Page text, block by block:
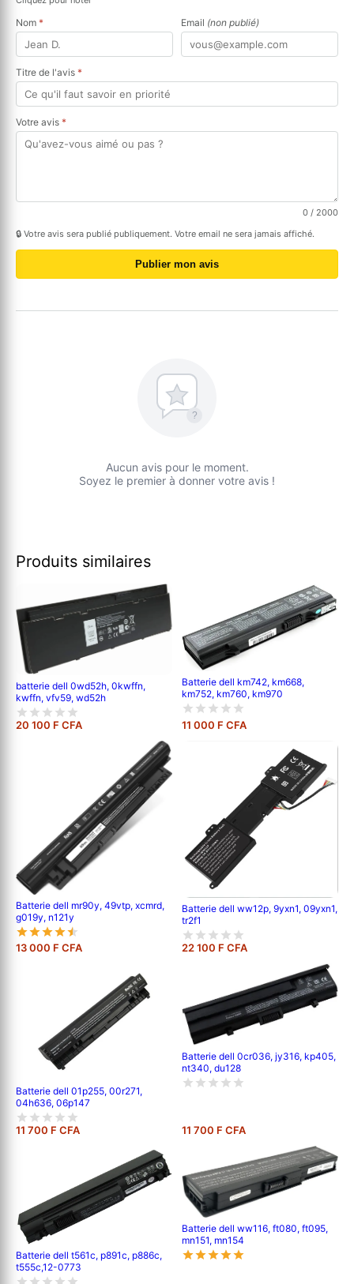
Nom * Email (non publié)
Titre de l'avis *
Votre avis *
0 / 2000
🔒 Votre avis sera publié publiquement. Votre email ne sera jamais affiché.
Publier mon avis
?
Aucun avis pour le moment.
Soyez le premier à donner votre avis !
Produits similaires
batterie dell 0wd52h, 0kwffn,
kwffn, vfv59, wd52h
20 100 F CFA
Batterie dell km742, km668,
km752, km760, km970
11 000 F CFA
Batterie dell mr90y, 49vtp, xcmrd,
g019y, n121y
13 000 F CFA
Batterie dell ww12p, 9yxn1, 09yxn1,
tr2f1
22 100 F CFA
Batterie dell 01p255, 00r271,
04h636, 06p147
11 700 F CFA
Batterie dell 0cr036, jy316, kp405,
nt340, du128
11 700 F CFA
Batterie dell t561c, p891c, p886c,
t555c,12-0773
Batterie dell ww116, ft080, ft095,
mn151, mn154